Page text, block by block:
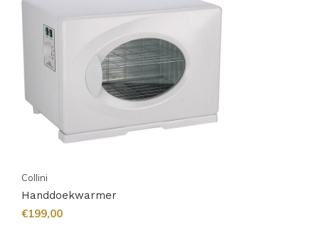
Collini
Handdoekwarmer
€199,00